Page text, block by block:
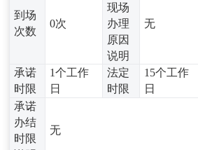
到场
次数
0次
现场
办理
原因
说明
无
承诺
时限
1个工作
日
法定
时限
15个工作
日
承诺
办结
时限
无